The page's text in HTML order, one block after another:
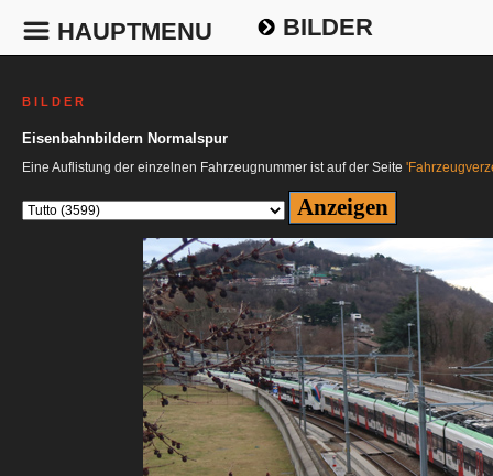
HAUPTMENU BILDER
B I L D E R
Eisenbahnbildern Normalspur
Eine Auflistung der einzelnen Fahrzeugnummer ist auf der Seite